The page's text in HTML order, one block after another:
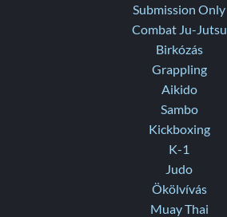
Submission Only
Combat Ju-Jutsu
Birkózás
Grappling
Aikido
Sambo
Kickboxing
K-1
Judo
Ökölvívás
Muay Thai